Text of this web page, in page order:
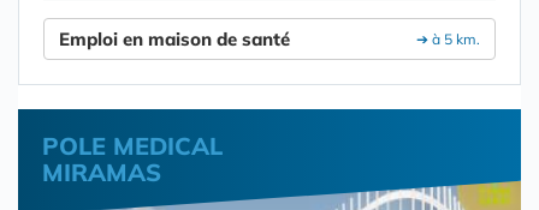
➔ à 5 km.
Emploi en maison de santé
POLE MEDICAL
MIRAMAS